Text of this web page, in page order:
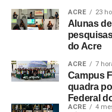
ACRE 23
Alunas
do Acre
ACRE 7
Campus
quadra
Federal
ACRE 4